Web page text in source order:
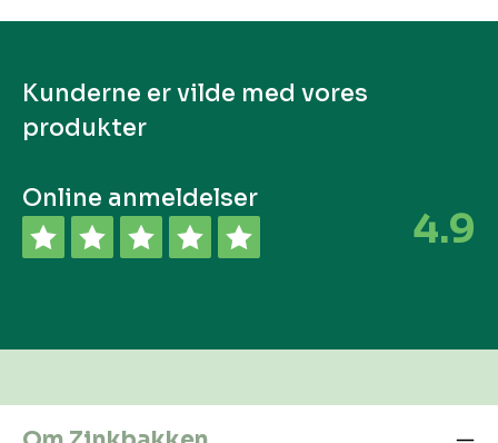
Kunderne er vilde med vores
produkter
Online anmeldelser
4.9